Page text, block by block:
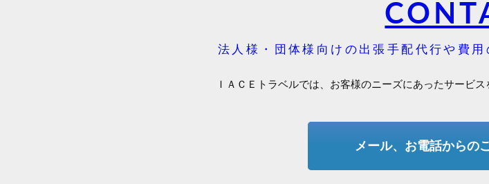
法人様・団体様向けの出張手配代行や費
ＩＡＣＥトラベルでは、お客様のニーズにあったサービ
メール、お電話からの